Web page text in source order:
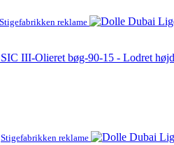
Stigefabrikken reklame
III-Olieret bøg-90-15 - Lodret
Stigefabrikken reklame